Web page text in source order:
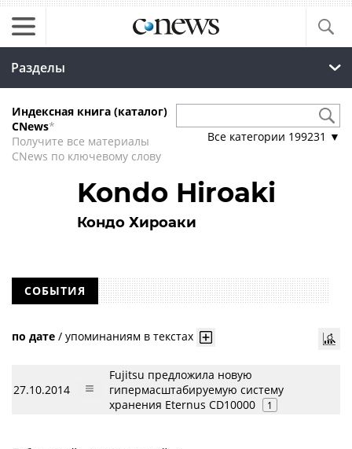
Разделы
Индексная книга (каталог)
CNews*
Получите все материалы
CNews по ключевому слову
Все категории 199231 ▼
Kondo Hiroaki
Кондо Хироаки
СОБЫТИЯ
по дате / упоминаниям в текстах
27.10.2014
Fujitsu предложила новую
гипермасштабируемую систему
хранения Eternus CD10000
1